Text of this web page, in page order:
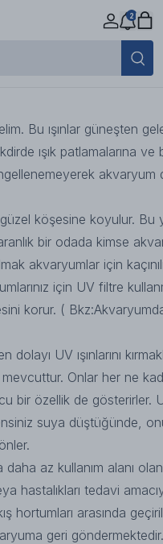
2
Bu ışınlar güneşten
ışık patlamalarına
akvaryum
köşesine koyulur. Bu
bir odada kimse
akvaryumlar için
için UV filtre
korur. ( Bkz:
dolayı UV ışınlarını
Onlar her ne
bir özellik de gösterirler.
suya düştüğünde,
az kullanım alanı
hastalıkları tedavi
hortumları arasında
geri